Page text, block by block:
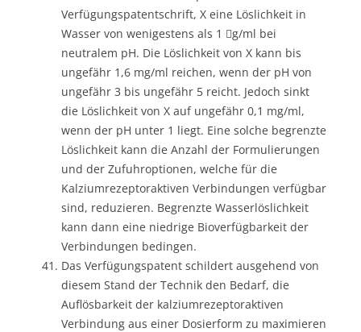
Verfügungspatentschrift, X eine Löslichkeit in
Wasser von wenigestens als 1 g/ml bei
neutralem pH. Die Löslichkeit von X kann bis
ungefähr 1,6 mg/ml reichen, wenn der pH von
ungefähr 3 bis ungefähr 5 reicht. Jedoch sinkt
die Löslichkeit von X auf ungefähr 0,1 mg/ml,
wenn der pH unter 1 liegt. Eine solche begrenzte
Löslichkeit kann die Anzahl der Formulierungen
und der Zufuhroptionen, welche für die
Kalziumrezeptoraktiven Verbindungen verfügbar
sind, reduzieren. Begrenzte Wasserlöslichkeit
kann dann eine niedrige Bioverfügbarkeit der
Verbindungen bedingen.
Das Verfügungspatent schildert ausgehend von
diesem Stand der Technik den Bedarf, die
Auflösbarkeit der kalziumrezeptoraktiven
Verbindung aus einer Dosierform zu maximieren